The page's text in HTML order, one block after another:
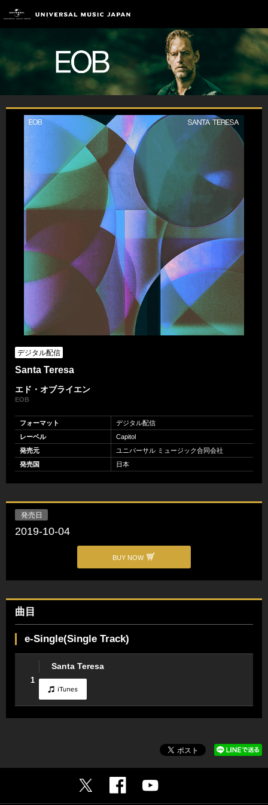
デジタル配信
Santa Teresa
エド・オブライエン
EOB
フォーマット
デジタル配信
レーベル
Capitol
発売元
ユニバーサル ミュージック合同会社
発売国
日本
発売日
2019-10-04
BUY NOW
曲目
e-Single(Single Track)
1
Santa Teresa